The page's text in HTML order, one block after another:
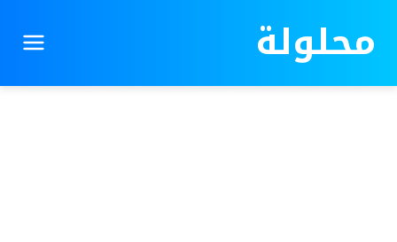
محلولة